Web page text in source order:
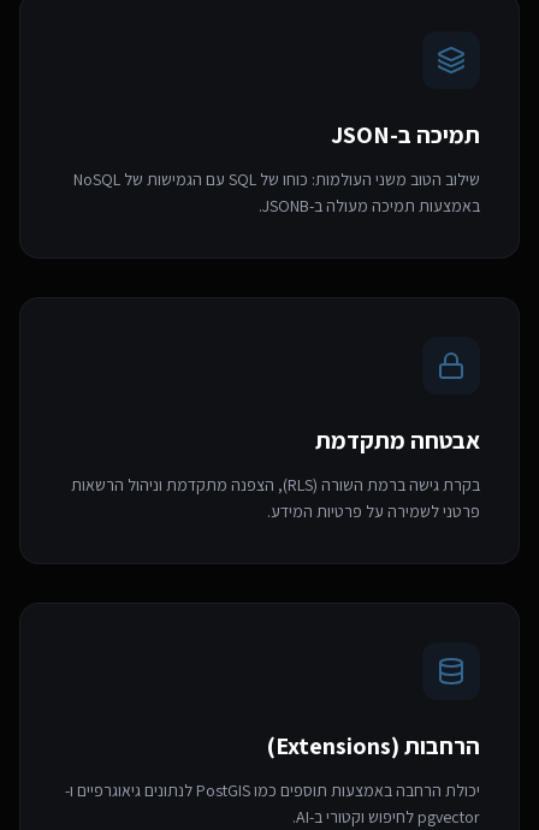
תמיכה ב-JSON
שילוב הטוב משני העולמות: כוחו של SQL עם הגמישות של NoSQL
באמצעות תמיכה מעולה ב-JSONB.
אבטחה מתקדמת
בקרת גישה ברמת השורה (RLS), הצפנה מתקדמת וניהול הרשאות
פרטני לשמירה על פרטיות המידע.
הרחבות (Extensions)
יכולת הרחבה באמצעות תוספים כמו PostGIS לנתונים גיאוגרפיים ו-
pgvector לחיפוש וקטורי ב-AI.